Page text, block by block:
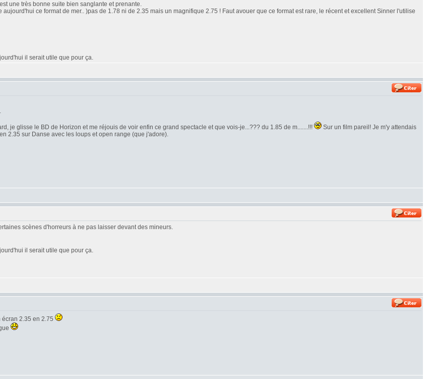
une très bonne suite bien sanglante et prenante.
aujourd'hui ce format de mer.. )pas de 1.78 ni de 2.35 mais un magnifique 2.75 ! Faut avouer que ce format est rare, le récent et excellent Sinner l'utilise
il serait utile que pour ça.
je glisse le BD de Horizon et me réjouis de voir enfin ce grand spectacle et que vois-je...??? du 1.85 de m.......!!!
Sur un film pareil! Je m'y attendais
2.35 sur Danse avec les loups et open range (que j'adore).
scènes d'horreurs à ne pas laisser devant des mineurs.
il serait utile que pour ça.
2.35 en 2.75